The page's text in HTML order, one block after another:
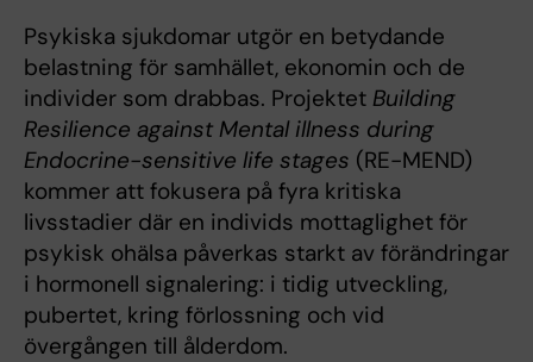
Psykiska sjukdomar utgör en betydande
belastning för samhället, ekonomin och de
individer som drabbas. Projektet Building
Resilience against Mental illness during
Endocrine-sensitive life stages (RE-MEND)
kommer att fokusera på fyra kritiska
livsstadier där en individs mottaglighet för
psykisk ohälsa påverkas starkt av förändringar
i hormonell signalering: i tidig utveckling,
pubertet, kring förlossning och vid
övergången till ålderdom.